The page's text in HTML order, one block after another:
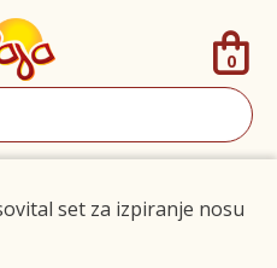
0
set za izpiranje nosu